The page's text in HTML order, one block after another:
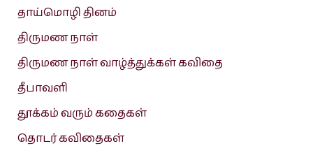
தாய்மொழி தினம்
திருமண நாள்
திருமண நாள் வாழ்த்துக்கள் கவிதை
தீபாவளி
தூக்கம் வரும் கதைகள்
தொடர் கவிதைகள்